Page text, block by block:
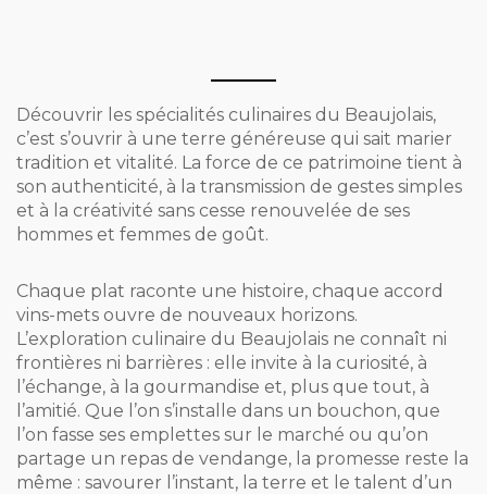
Découvrir les spécialités culinaires du Beaujolais,
c’est s’ouvrir à une terre généreuse qui sait marier
tradition et vitalité. La force de ce patrimoine tient à
son authenticité, à la transmission de gestes simples
et à la créativité sans cesse renouvelée de ses
hommes et femmes de goût.
Chaque plat raconte une histoire, chaque accord
vins-mets ouvre de nouveaux horizons.
L’exploration culinaire du Beaujolais ne connaît ni
frontières ni barrières : elle invite à la curiosité, à
l’échange, à la gourmandise et, plus que tout, à
l’amitié. Que l’on s’installe dans un bouchon, que
l’on fasse ses emplettes sur le marché ou qu’on
partage un repas de vendange, la promesse reste la
même : savourer l’instant, la terre et le talent d’un